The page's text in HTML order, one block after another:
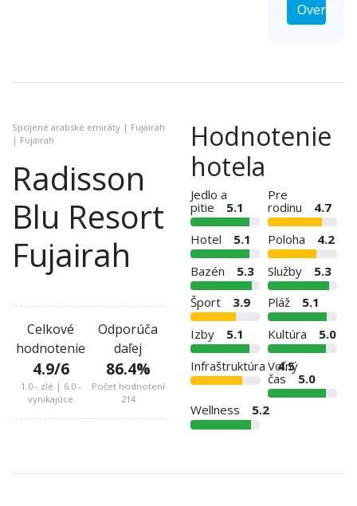
Overiť
Spojené arabské emiráty | Fujairah
| Fujairah
Radisson
Blu Resort
Fujairah
Celkové
hodnotenie
4.9/6
1.0 - zlé | 6.0 -
vynikajúce
Odporúča
daľej
86.4%
Počet hodnotení
214
Hodnotenie
hotela
Jedlo a
pitie
5.1
Pre
rodinu
4.7
Hotel
5.1 Poloha
4.2
Bazén
5.3 Služby
5.3
Šport
3.9 Pláž
5.1
Izby
5.1 Kultúra
5.0
Infraštruktúra
4.5
Voľný
čas
5.0
Wellness
5.2